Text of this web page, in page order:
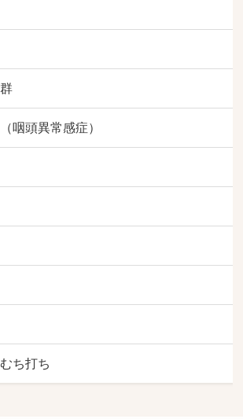
咽頭異常感症）
ち打ち